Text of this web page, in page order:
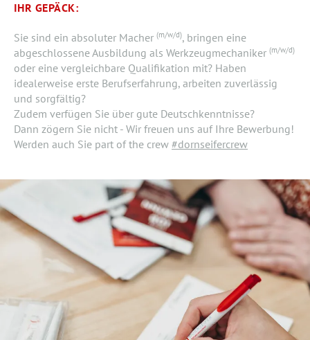
IHR GEPÄCK:
Sie sind ein absoluter Macher (m/w/d), bringen eine
abgeschlossene Ausbildung als Werkzeugmechaniker (m/w/d)
oder eine vergleichbare Qualifikation mit? Haben
idealerweise erste Berufserfahrung, arbeiten zuverlässig
und sorgfältig?
Zudem verfügen Sie über gute Deutschkenntnisse?
Dann zögern Sie nicht - Wir freuen uns auf Ihre Bewerbung!
Werden auch Sie part of the crew #dornseifercrew